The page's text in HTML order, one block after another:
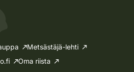
Metsästäjä-lehti
Oma riista